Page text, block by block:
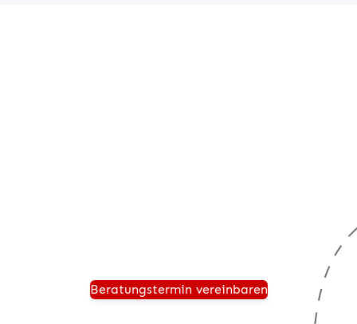
Beratungstermin vereinbaren